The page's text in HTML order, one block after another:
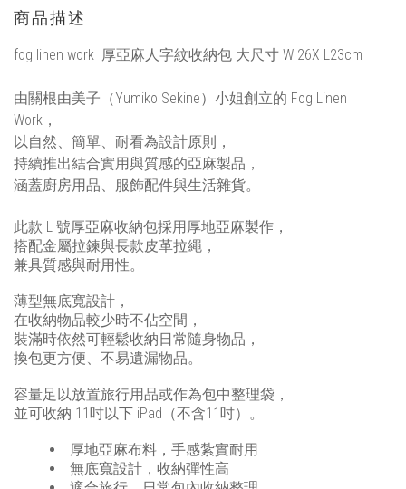
商品描述
fog linen work 厚亞麻人字紋收納包 大尺寸 W 26X L23cm
由關根由美子（Yumiko Sekine）小姐創立的 Fog Linen
Work，
以自然、簡單、耐看為設計原則，
持續推出結合實用與質感的亞麻製品，
涵蓋廚房用品、服飾配件與生活雜貨。
此款 L 號厚亞麻收納包採用厚地亞麻製作，
搭配金屬拉鍊與長款皮革拉繩，
兼具質感與耐用性。
薄型無底寬設計，
在收納物品較少時不佔空間，
裝滿時依然可輕鬆收納日常隨身物品，
換包更方便、不易遺漏物品。
容量足以放置旅行用品或作為包中整理袋，
並可收納 11吋以下 iPad（不含11吋）。
厚地亞麻布料，手感紮實耐用
無底寬設計，收納彈性高